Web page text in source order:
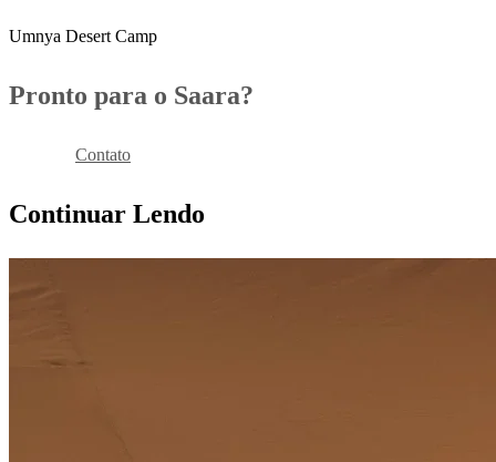
Umnya Desert Camp
Pronto para o Saara?
Contato
Continuar Lendo